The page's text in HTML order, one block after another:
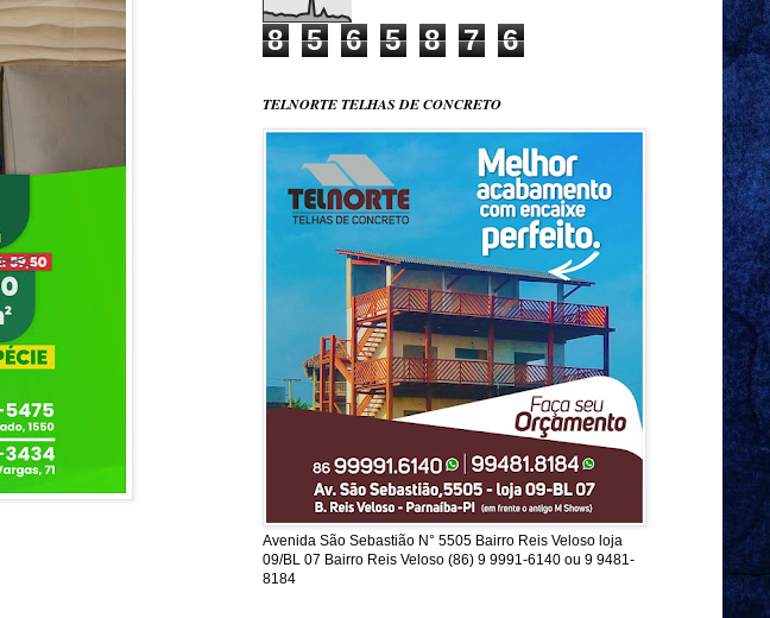
8 5 6 5 8 7 6
TELNORTE TELHAS DE CONCRETO
Avenida São Sebastião N° 5505 Bairro Reis Veloso loja
09/BL 07 Bairro Reis Veloso (86) 9 9991-6140 ou 9 9481-
8184